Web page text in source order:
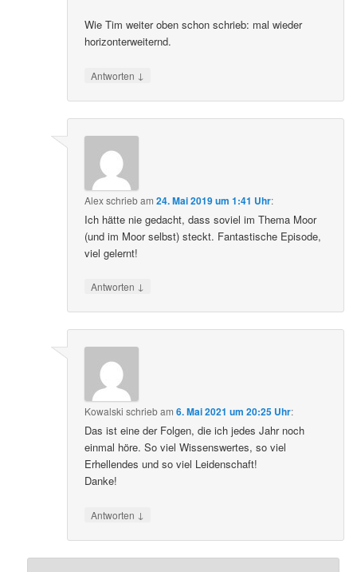
Wie Tim weiter oben schon schrieb: mal wieder
horizonterweiternd.
Antworten ↓
Alexschriebam24. Mai 2019 um 1:41 Uhr:
Ich hätte nie gedacht, dass soviel im Thema Moor
(und im Moor selbst) steckt. Fantastische Episode,
viel gelernt!
Antworten ↓
Kowalski schriebam6. Mai 2021 um 20:25 Uhr:
Das ist eine der Folgen, die ich jedes Jahr noch
einmal höre. So viel Wissenswertes, so viel
Erhellendes und so viel Leidenschaft!
Danke!
Antworten ↓